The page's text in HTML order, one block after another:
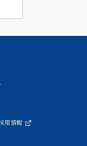
用情報